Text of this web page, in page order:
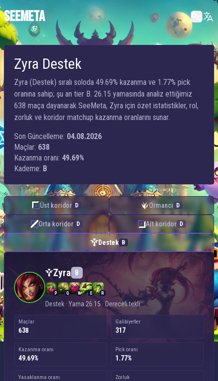
SEEMETA
Zyra Destek
Zyra (Destek) sıralı soloda 49.69% kazanma ve 1.77% pick
oranına sahip; şu an tier B. 26.15 yamasında analiz ettiğimiz
638 maça dayanarak SeeMeta, Zyra için özet istatistikler, rol,
zorluk ve koridor matchup kazanma oranlarını sunar.
Son Güncelleme: 04.08.2026
Maçlar: 638
Kazanma oranı: 49.69%
Kademe: B
Üst koridor D Ormancı D
Orta koridor D Alt koridor D
Destek B
Zyra B
P Q W E R
Destek · Yama 26.15 · Dereceli tekli
Maçlar
638
Galibiyetler
317
Kazanma oranı
49.69%
Pick oranı
1.77%
Yasaklanma oranı Zorluk